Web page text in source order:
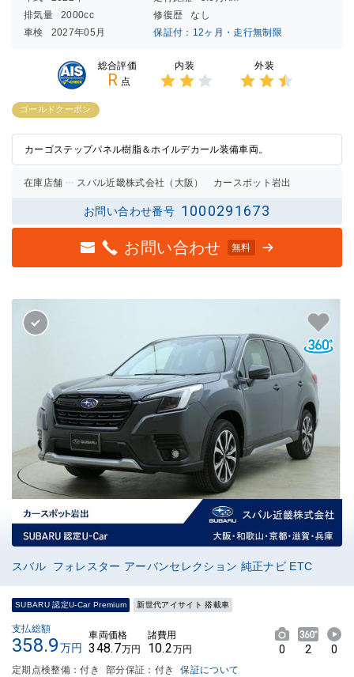
排気量
2000cc 修復歴
なし
車検
2027年05月 保証付：12ヶ月・走行無制限
総合評価
R 点
内装 外装
ゴールドクーポン
カーゴステップパネル樹脂＆ホイルデカール装備車両。
在庫店舗 スバル近畿株式会社（大阪） カースポット岩出
お問い合わせ番号 1000291673
お問い合わせ 無料
スバル フォレスター アーバンセレクション 純正ナビ ETC
SUBARU 認定U-Car Premium 新世代アイサイト 搭載車
支払総額
358.9万円
車両価格
348.7万円
諸費用
10.2万円 0 2 0
定期点検整備：付き 部分保証：付き 保証について